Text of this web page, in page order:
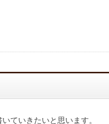
ていきたいと思います。